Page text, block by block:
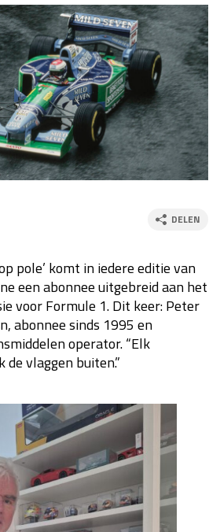
2026 24 - 26 sep
vr 14:00 - 15:00
za 13:00 - 15:00
za 15:00 - 16:00
zo 14:00 - 16:00
za 23:00 - 00:00
zo 21:00 - 23:00
za 22:00 - 23:00
zo 21:00 - 23:00
za 19:00 - 20:00
zo 18:00 - 20:00
PRIX 2026 20 - 22 nov
za 05:00 - 06:00
04 - 06 dec
DELEN
pole’ komt in iedere editie van
een abonnee uitgebreid aan het
voor Formule 1. Dit keer: Peter
abonnee sinds 1995 en
operator. “Elk
de vlaggen buiten.”